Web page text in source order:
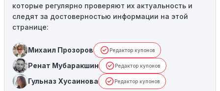
которые регулярно проверяют их актуальность и
следят за достоверностью информации на этой
странице:
Михаил Прозоров Редактор купонов
Ренат Мубаракшин Редактор купонов
Гульназ Хусаинова Редактор купонов